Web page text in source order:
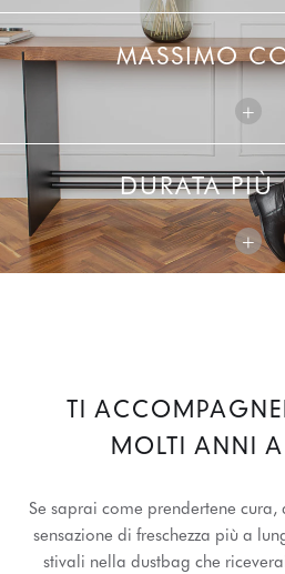
MASSIMO
+
DURATA
+
TI
MOLTI ANNI A
Se saprai come prendertene cura,
sensazione di freschezza più a
stivali nella dustbag che